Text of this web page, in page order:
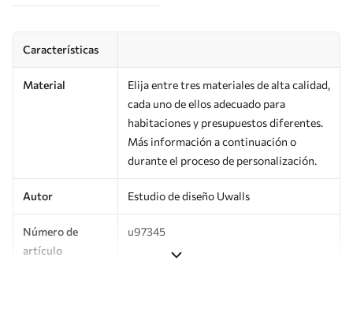
Características
Material
Elija entre tres materiales de alta calidad,
cada uno de ellos adecuado para
habitaciones y presupuestos diferentes.
Más información a continuación o
durante el proceso de personalización.
Autor Estudio de diseño Uwalls
Número de
artículo
u97345